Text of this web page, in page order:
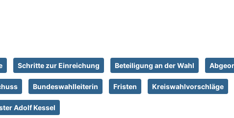
Schritte zur Einreichung Beteiligung an der Wahl
Bundeswahlleiterin Fristen Kreiswahlvorschläge
Adolf Kessel